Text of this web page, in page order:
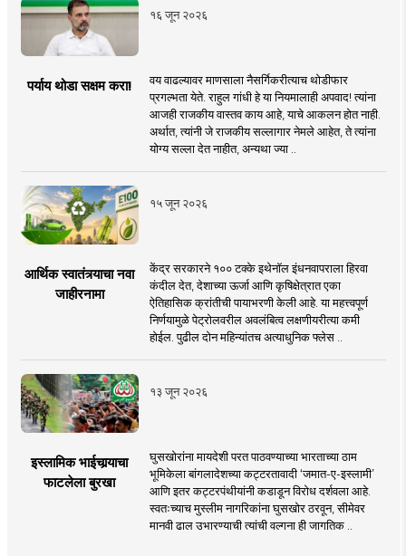
१६ जून २०२६
पर्याय थोडा सक्षम करा!
वय वाढल्यावर माणसाला नैसर्गिकरीत्याच थोडीफार
प्रगल्भता येते. राहुल गांधी हे या नियमालाही अपवाद! त्यांना
आजही राजकीय वास्तव काय आहे, याचे आकलन होत नाही.
अर्थात, त्यांनी जे राजकीय सल्लागार नेमले आहेत, ते त्यांना
योग्य सल्ला देत नाहीत, अन्यथा ज्या ..
१५ जून २०२६
आर्थिक स्वातंत्र्याचा नवा
जाहीरनामा
केंद्र सरकारने १०० टक्के इथेनॉल इंधनवापराला हिरवा
कंदील देत, देशाच्या ऊर्जा आणि कृषिक्षेत्रात एका
ऐतिहासिक क्रांतीची पायाभरणी केली आहे. या महत्त्वपूर्ण
निर्णयामुळे पेट्रोलवरील अवलंबित्व लक्षणीयरीत्या कमी
होईल. पुढील दोन महिन्यांतच अत्याधुनिक फ्लेस ..
१३ जून २०२६
इस्लामिक भाईचार्‍याचा
फाटलेला बुरखा
घुसखोरांना मायदेशी परत पाठवण्याच्या भारताच्या ठाम
भूमिकेला बांगलादेशच्या कट्टरतावादी ‘जमात-ए-इस्लामी’
आणि इतर कट्टरपंथीयांनी कडाडून विरोध दर्शवला आहे.
स्वतःच्याच मुस्लीम नागरिकांना घुसखोर ठरवून, सीमेवर
मानवी ढाल उभारण्याची त्यांची वल्गना ही जागतिक ..